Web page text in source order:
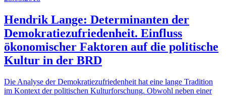
Hendrik Lange: Determinanten der
Demokratiezufriedenheit. Einfluss
ökonomischer Faktoren auf die politische
Kultur in der BRD
Die Analyse der Demokratiezufriedenheit hat eine lange Tradition
im Kontext der politischen Kulturforschung. Obwohl neben einer